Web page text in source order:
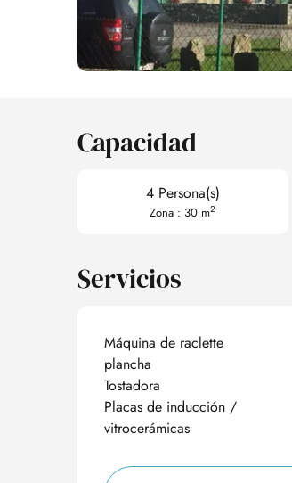
Capacidad
4 Persona(s)
Zona : 30 m2
Servicios
Máquina de raclette
plancha
Tostadora
Placas de inducción /
vitrocerámicas